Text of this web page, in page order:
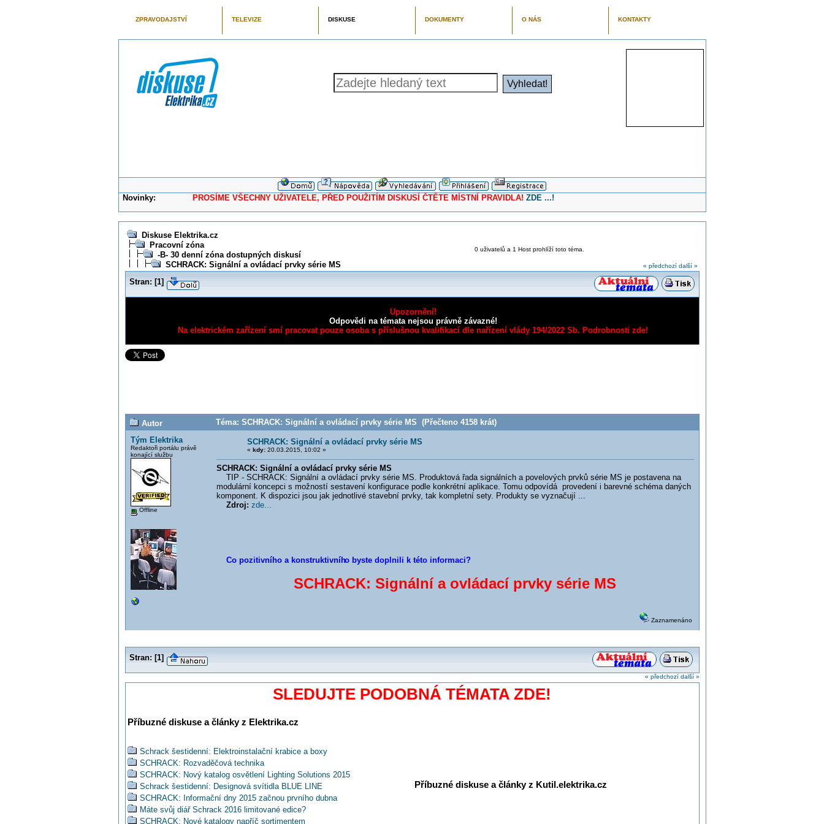
ZPRAVODAJSTVÍ TELEVIZE DISKUSE DOKUMENTY O NÁS KONTAKTY
Novinky: PROSÍME VŠECHNY UŽIVATELE, PŘED POUŽITÍM DISKUSÍ ČTĚTE MÍSTNÍ PRAVIDLA! ZDE ...!
Diskuse Elektrika.cz
Pracovní zóna
-B- 30 denní zóna dostupných diskusí
SCHRACK: Signální a ovládací prvky série MS
0 uživatelů a 1 Host prohlíží toto téma.
« předchozí další »
Stran: [1]
Upozornění!
Odpovědi na témata nejsou právně závazné!
Na elektrickém zařízení smí pracovat pouze osoba s příslušnou kvalifikací dle nařízení vlády 194/2022 Sb. Podrobnosti zde!
Autor
Téma: SCHRACK: Signální a ovládací prvky série MS (Přečteno 4158 krát)
Tým Elektrika
Redaktoři portálu právě
konající službu
Offline
SCHRACK: Signální a ovládací prvky série MS
« kdy:20.03.2015, 10:02 »
SCHRACK: Signální a ovládací prvky série MS
TIP - SCHRACK: Signální a ovládací prvky série MS. Produktová řada signálních a povelových prvků série MS je postavena na
modulární koncepci s možností sestavení konfigurace podle konkrétní aplikace. Tomu odpovídá provedení i barevné schéma daných
komponent. K dispozici jsou jak jednotlivé stavební prvky, tak kompletní sety. Produkty se vyznačují ...
Zdroj: zde...
Co pozitivního a konstruktivního byste doplnili k této informaci?
SCHRACK: Signální a ovládací prvky série MS
Zaznamenáno
Stran: [1]
« předchozí další »
SLEDUJTE PODOBNÁ TÉMATA ZDE!
Příbuzné diskuse a články z Elektrika.cz
Schrack šestidenní: Elektroinstalační krabice a boxy
SCHRACK: Rozvaděčová technika
SCHRACK: Nový katalog osvětlení Lighting Solutions 2015
Schrack šestidenní: Designová svítidla BLUE LINE
SCHRACK: Informační dny 2015 začnou prvního dubna
Máte svůj diář Schrack 2016 limitované edice?
SCHRACK: Nové katalogy napříč sortimentem
Příbuzné diskuse a články z Kutil.elektrika.cz